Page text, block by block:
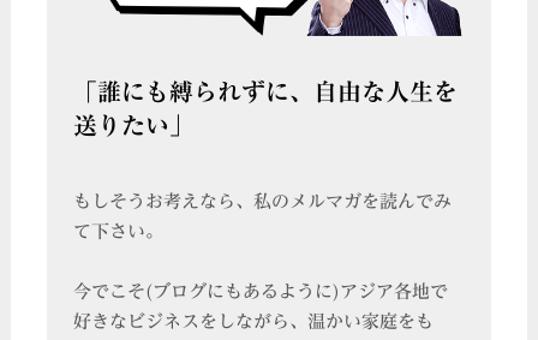
「誰にも縛られずに、自由な人生を
送りたい」
もしそうお考えなら、私のメルマガを読んでみ
て下さい。
今でこそ(ブログにもあるように)アジア各地で
好きなビジネスをしながら、温かい家庭をも